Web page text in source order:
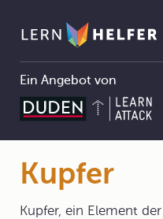
Ein Angebot von
Chemie Abitur 3 Atombau und Periodensystem
Kupfer
Kupfer, ein Element